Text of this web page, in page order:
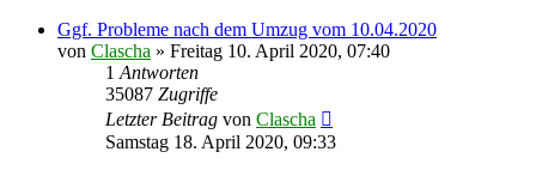
Ggf. Probleme nach dem Umzug vom 10.04.2020
von Clascha » Freitag 10. April 2020, 07:40
1 Antworten
35087 Zugriffe
Letzter Beitrag von Clascha
Samstag 18. April 2020, 09:33